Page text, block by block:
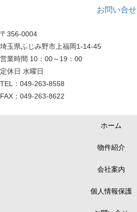
お問い合せ
〒356-0004
埼玉県ふじみ野市上福岡1-14-45
営業時間 10：00～19：00
定休日 水曜日
TEL：049-263-8558
FAX：049-263-8622
ホーム
物件紹介
会社案内
個人情報保護